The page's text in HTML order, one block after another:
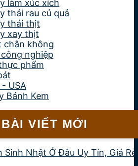
làm xúc xích
thái rau củ quả
thái thịt
xay thịt
chân không
nghiệp
phẩm
- USA
Bánh Kem
BÀI VIẾT MỚI
Sinh Nhật Ở Đâu Uy Tín, Giá